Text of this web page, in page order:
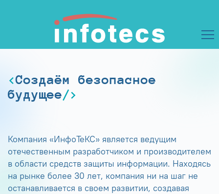
Создаём безопасное
будущее
Компания «ИнфоТеКС» является ведущим
отечественным разработчиком и производителем
в области средств защиты информации. Находясь
на рынке более 30 лет, компания ни на шаг не
останавливается в своем развитии, создавая